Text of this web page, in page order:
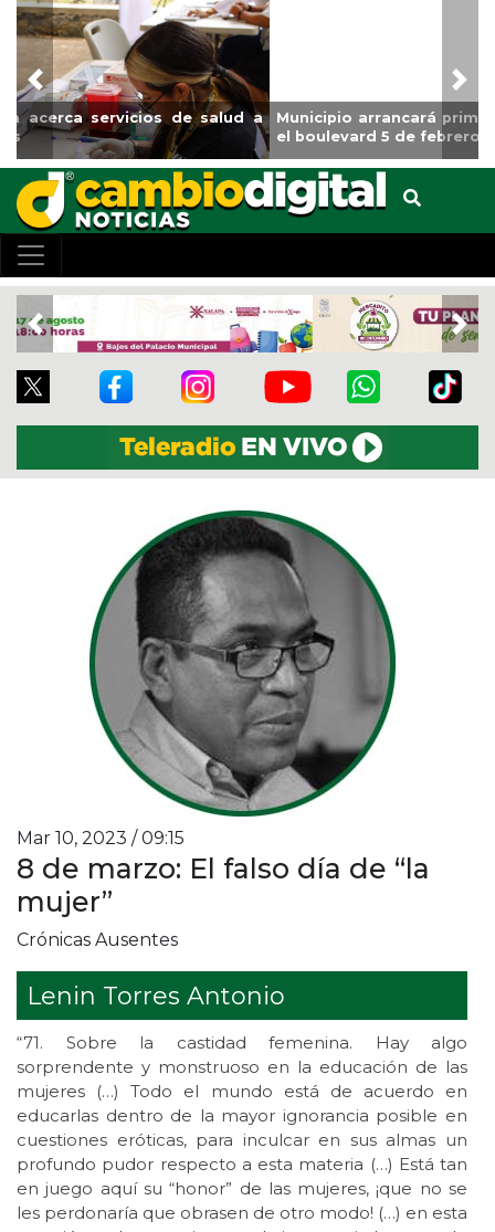
Municipio arrancará primera etapa de rehabilitación en
el boulevard 5 de febrero
Previous
Previous
Mar 10, 2023 / 09:15
8 de marzo: El falso día de “la
mujer”
Crónicas Ausentes
Lenin Torres Antonio
“71. Sobre la castidad femenina. Hay algo
sorprendente y monstruoso en la educación de las
mujeres (…) Todo el mundo está de acuerdo en
educarlas dentro de la mayor ignorancia posible en
cuestiones eróticas, para inculcar en sus almas un
profundo pudor respecto a esta materia (…) Está tan
en juego aquí su “honor” de las mujeres, ¡que no se
les perdonaría que obrasen de otro modo! (…) en esta